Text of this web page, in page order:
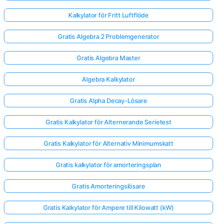
Kalkylator för Fritt Luftflöde
Gratis Algebra 2 Problemgenerator
Gratis Algebra Master
Algebra Kalkylator
Gratis Alpha Decay-Lösare
Gratis Kalkylator för Alternerande Serietest
Gratis Kalkylator för Alternativ Minimumskatt
Gratis kalkylator för amorteringsplan
Gratis Amorteringslösare
Gratis Kalkylator för Ampere till Kilowatt (kW)